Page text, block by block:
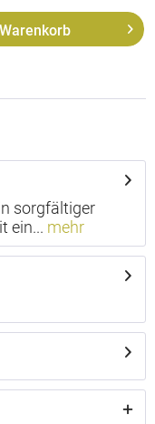
Warenkorb
sorgfältiger
ein... mehr